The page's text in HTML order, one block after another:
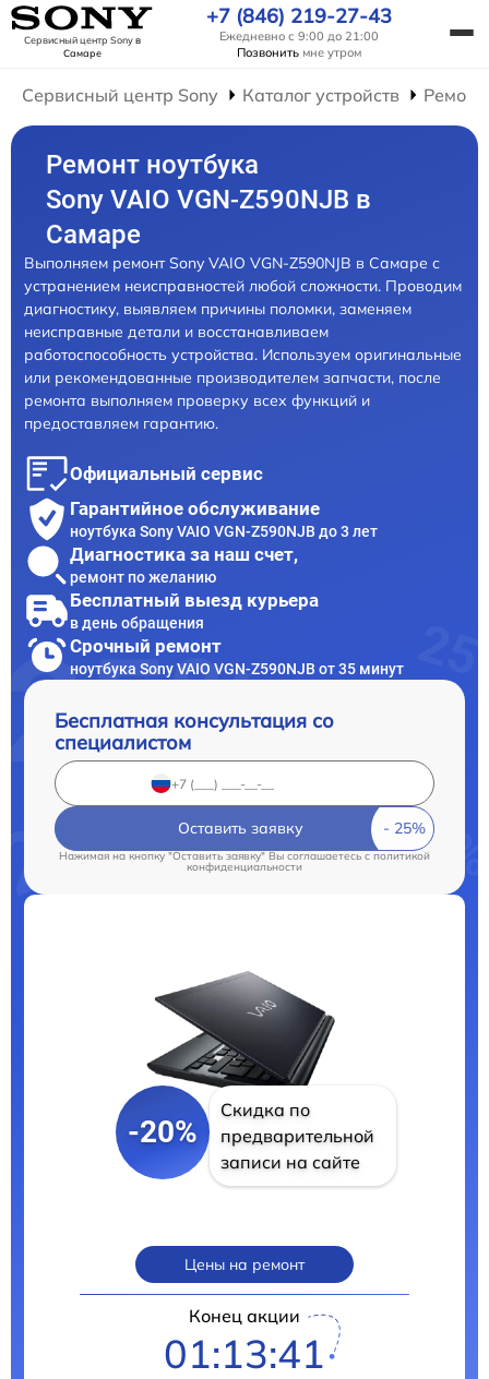
Сервисный центр Sonyв
Самаре
+7 (846) 219-27-43
Ежедневно с 9:00 до 21:00
Позвонить мне утром
Сервисный центр Sony Каталог устройств
Ремонт ноутбука
Sony VAIO VGN-Z590NJB в
Самаре
Выполняем ремонт Sony VAIO VGN-Z590NJB в Самаре с
устранением неисправностей любой сложности. Проводим
диагностику, выявляем причины поломки, заменяем
неисправные детали и восстанавливаем
работоспособность устройства. Используем оригинальные
или рекомендованные производителем запчасти, после
ремонта выполняем проверку всех функций и
предоставляем гарантию.
Официальный сервис
Гарантийное обслуживание
ноутбука Sony VAIO VGN-Z590NJB до 3 лет
Диагностика за наш счет,
ремонт по желанию
Бесплатный выезд курьера
в день обращения
Срочный ремонт
ноутбука Sony VAIO VGN-Z590NJB от 35 минут
Бесплатная консультация со
специалистом
Оставить заявку
Нажимая на кнопку "Оставить заявку" Вы соглашаетесь cполитикой
конфиденциальности
-20%
Скидка по
предварительной
записи на сайте
Цены на ремонт
Конец акции
01:13:40